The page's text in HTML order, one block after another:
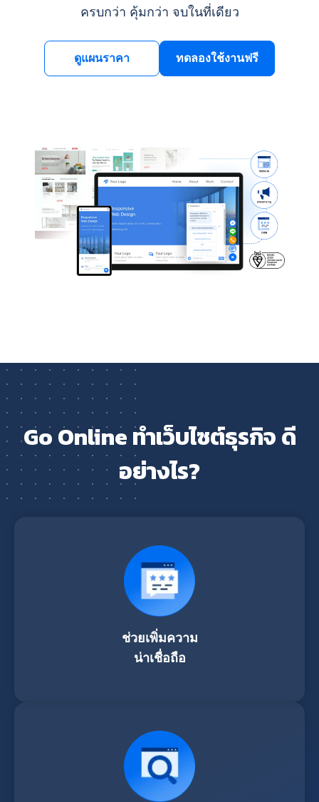
ครบกว่า คุ้มกว่า จบในที่เดียว
ดูแผนราคา ทดลองใช้งานฟรี
Go Online ทำเว็บไซต์ธุรกิจ ดี
อย่างไร?
ช่วยเพิ่มความ
น่าเชื่อถือ